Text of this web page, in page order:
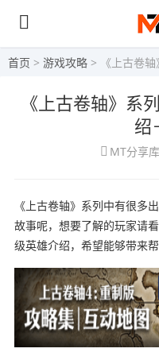
首页 > 游戏攻略 > 《上古卷
《上古卷轴》系
绍
MT分享库
《上古卷轴》系列中有很多
故事呢，想要了解的玩家请
级英雄介绍，希望能够带来帮